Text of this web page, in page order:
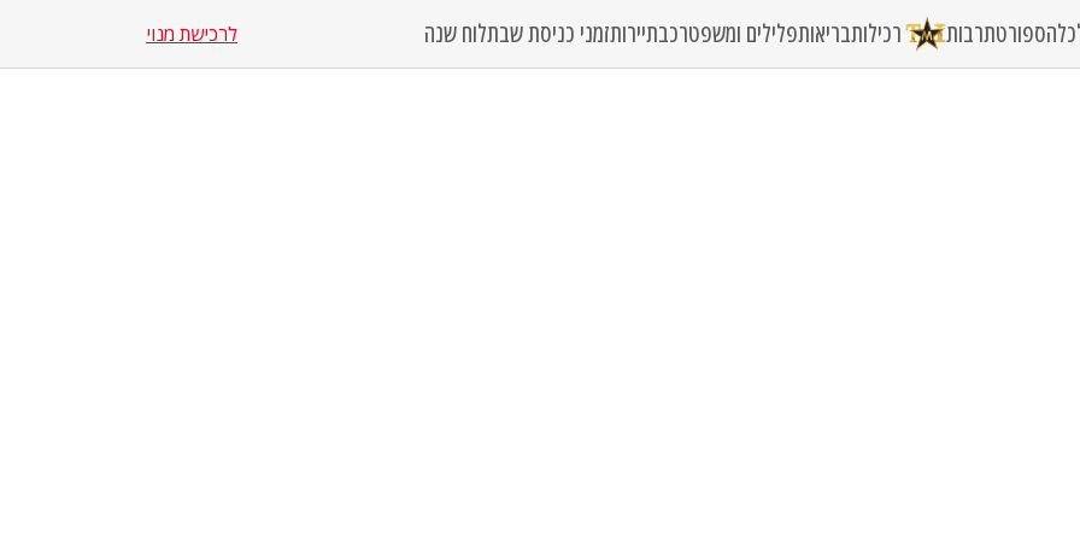
ספורטתרבות רכילותבריאותפלילים ומשפטרכבתיירותזמני כניסת שבתלוח שנה לרכישת מנוי